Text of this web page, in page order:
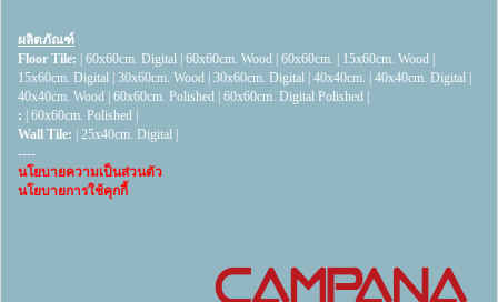
ผลิตภัณฑ์
Floor Tile: | 60x60cm. Digital | 60x60cm. Wood | 60x60cm. | 15x60cm. Wood |
15x60cm. Digital | 30x60cm. Wood | 30x60cm. Digital | 40x40cm. | 40x40cm. Digital |
40x40cm. Wood | 60x60cm. Polished | 60x60cm. Digital Polished |
: | 60x60cm. Polished |
Wall Tile: | 25x40cm. Digital |
----
นโยบายความเป็นส่วนตัว
นโยบายการใช้คุกกี้